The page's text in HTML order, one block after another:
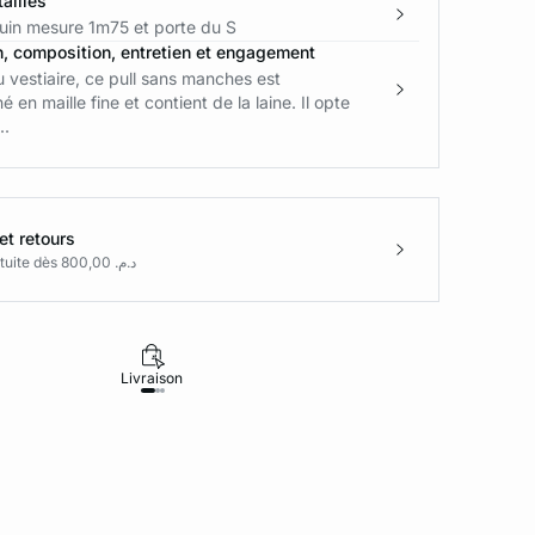
mesure 1m75 et porte du S
composition, entretien et engagement
vestiaire, ce pull sans manches est
en maille fine et contient de la laine. Il opte
retours
Livraison gratuite dès د.م. 800,00
Livraison